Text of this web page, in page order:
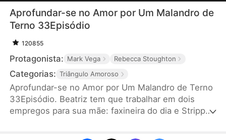
Aprofundar-se no Amor por Um Malandro de
Terno 33Episódio
120855
Protagonista: Mark Vega Rebecca Stoughton
Categorias: Triângulo Amoroso
Aprofundar-se no Amor por Um Malandro de Terno
33Episódio. Beatriz tem que trabalhar em dois
empregos para sua mãe: faxineira do dia e Stripper